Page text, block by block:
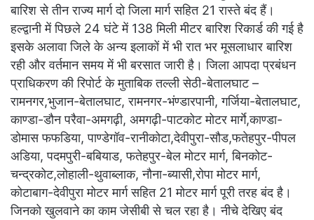
बारिश से तीन राज्य मार्ग दो जिला मार्ग सहित 21 रास्ते बंद हैं।
हल्द्वानी में पिछले 24 घंटे में 138 मिली मीटर बारिश रिकार्ड की गई है
इसके अलावा जिले के अन्य इलाकों में भी रात भर मूसलाधार बारिश
रही और वर्तमान समय में भी बरसात जारी है। जिला आपदा प्रबंधन
प्राधिकरण की रिपोर्ट के मुताबिक तल्ली सेठी-बेतालघाट –
रामनगर,भुजान-बेतालघाट, रामनगर-भंण्डारपानी, गर्जिया-बेतालघाट,
काण्डा-डौन परैवा-अमगढ़ी, अमगढ़ी-पाटकोट मोटर मार्गे,काण्डा-
डोमास फफडिया, पाण्डेगॉव-रानीकोटा,देवीपुरा-सौड,फतेहपुर-पीपल
अडिया, पदमपुरी-बबियाड, फतेहपुर-बेल मोटर मार्ग, बिनकोट-
चन्द्रकोट,लोहाली-थुवाब्लाक, नौना-ब्यासी,रोपा मोटर मार्ग,
कोटाबाग-देवीपुरा मोटर मार्ग सहित 21 मोटर मार्ग पूरी तरह बंद है।
जिनको खुलवाने का काम जेसीबी से चल रहा है। नीचे देखिए बंद